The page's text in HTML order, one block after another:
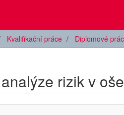
Kvalifikační práce Diplomové
rizik v